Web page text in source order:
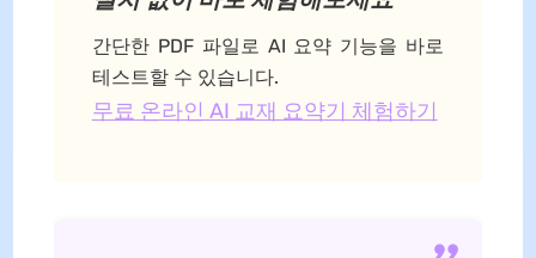
간단한 PDF 파일로 AI 요약 기능을 바로
테스트할 수 있습니다.
무료 온라인 AI 교재 요약기 체험하기